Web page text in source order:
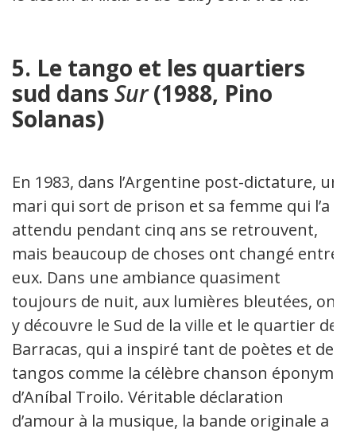
5. Le tango et les quartiers
sud dans Sur(1988, Pino
Solanas)
En 1983, dans l’Argentine post-dictature, un
mari qui sort de prison et sa femme qui l’a
attendu pendant cinq ans se retrouvent,
mais beaucoup de choses ont changé entre
eux. Dans une ambiance quasiment
toujours de nuit, aux lumières bleutées, on
y découvre le Sud de la ville et le quartier de
Barracas, qui a inspiré tant de poètes et de
tangos comme la célèbre chanson éponyme
d’Aníbal Troilo. Véritable déclaration
d’amour à la musique, la bande originale a